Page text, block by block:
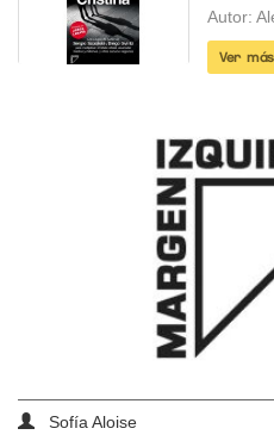
Autor:
Ver más
Sofía Aloise